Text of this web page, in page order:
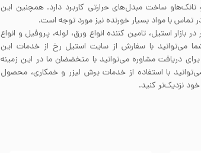
تانک‌هاو ساخت مبدل‌های حرارتی کاربرد دارد. همچنین این
تماس با مواد بسیار خورنده نیز مورد توجه است.
استیل، تامین کننده انواع ورق، لوله، پروفیل و انواع
می‌توانید با سفارش از سایت استیل رخ از خدمات این
دریافت مشاوره می‌توانید با متخضضان ما در این زمینه
می‌توانید با استفاده از خدمات برش لیزر و خمکاری، محصول
نزدیک‌تر کنید.